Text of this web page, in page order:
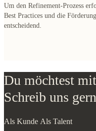
Um den Refinement-Prozess
Best Practices und die
entscheidend.
Du möchtest
Schreib uns
Als Kunde Als Talent